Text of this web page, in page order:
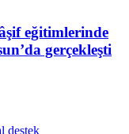
eğitimlerinde
gerçekleşti